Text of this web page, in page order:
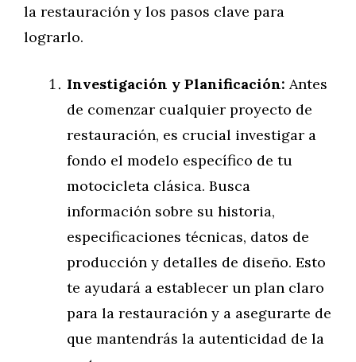
la restauración y los pasos clave para
lograrlo.
Investigación y Planificación: Antes
de comenzar cualquier proyecto de
restauración, es crucial investigar a
fondo el modelo específico de tu
motocicleta clásica. Busca
información sobre su historia,
especificaciones técnicas, datos de
producción y detalles de diseño. Esto
te ayudará a establecer un plan claro
para la restauración y a asegurarte de
que mantendrás la autenticidad de la